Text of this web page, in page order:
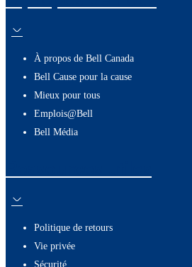
À propos de Bell Canada
Bell Cause pour la cause
Mieux pour tous
Emplois@Bell
Bell Média
Politique de retours
Vie privée
Sécurité